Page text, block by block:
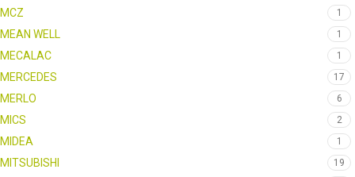
MCZ 1
MEAN WELL 1
MECALAC 1
MERCEDES 17
MERLO 6
MICS 2
MIDEA 1
MITSUBISHI 19